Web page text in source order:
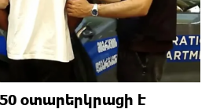
օտարերկրացի է